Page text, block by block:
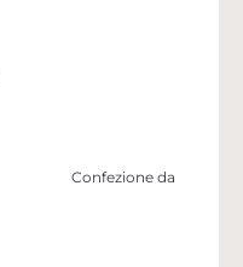
Confezione da